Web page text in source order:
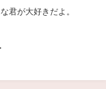
君が大好きだよ。